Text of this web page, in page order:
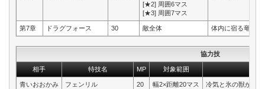
[★2] 周囲6マス
[★3] 周囲7マス
第7章 ドラグフォース 30 敵全体 体内に宿る竜王
協力技
相手 特技名 MP 対象範囲
青いおおかみ フェンリル 20 幅2×距離20マス 冷気と氷の獣が出